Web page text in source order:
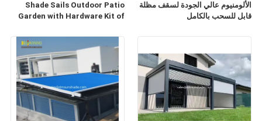
Shade Sails Outdoor Patio
Garden with Hardware Kit of
الألومنيوم عالي الجودة لسقف مظلة
قابل للسحب بالكامل